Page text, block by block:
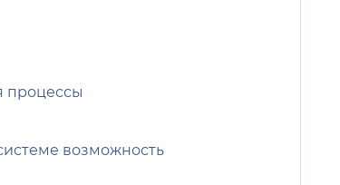
процессы
возможность